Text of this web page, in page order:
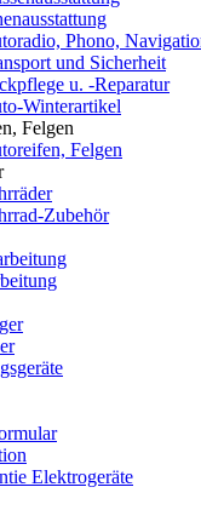
Phono,
und Sicherheit
u. -Reparatur
Winterartikel
Felgen
Felgen
Zubehör
Elektrogeräte